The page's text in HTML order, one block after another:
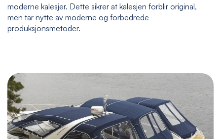
moderne kalesjer. Dette sikrer at kalesjen forblir original,
men tar nytte av moderne og forbedrede
produksjonsmetoder.